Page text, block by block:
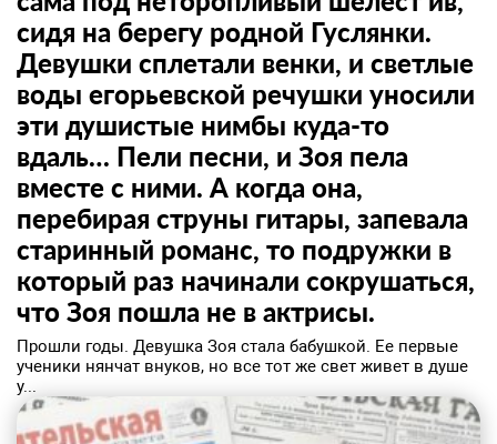
сидя на берегу родной Гуслянки.
Девушки сплетали венки, и светлые
воды егорьевской речушки уносили
эти душистые нимбы куда-то
вдаль… Пели песни, и Зоя пела
вместе с ними. А когда она,
перебирая струны гитары, запевала
старинный романс, то подружки в
который раз начинали сокрушаться,
что Зоя пошла не в актрисы.
Прошли годы. Девушка Зоя стала бабушкой. Ее первые
ученики нянчат внуков, но все тот же свет живет в душе
у...